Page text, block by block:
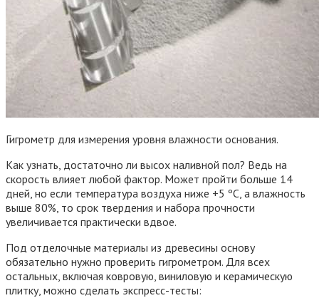
Гигрометр для измерения уровня влажности основания.
Как узнать, достаточно ли высох наливной пол? Ведь на
скорость влияет любой фактор. Может пройти больше 14
дней, но если температура воздуха ниже +5 ºС, а влажность
выше 80%, то срок твердения и набора прочности
увеличивается практически вдвое.
Под отделочные материалы из древесины основу
обязательно нужно проверить гигрометром. Для всех
остальных, включая ковровую, виниловую и керамическую
плитку, можно сделать экспресс-тесты: